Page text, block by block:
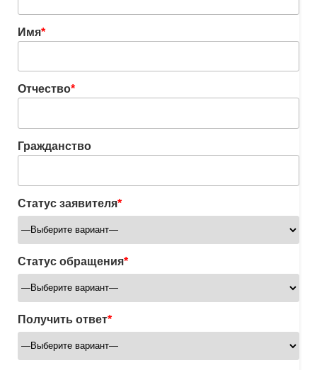
Имя*
Отчество*
Гражданство
Статус заявителя*
Статус обращения*
Получить ответ*